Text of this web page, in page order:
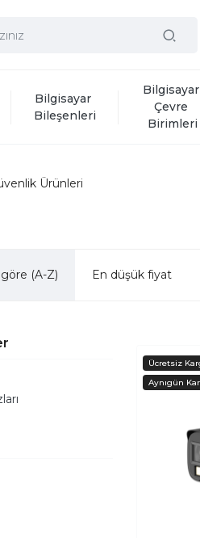
Bilgisayar
Bileşenleri
Bilgisayar
Çevre
Birimleri
Ürünleri
(A-Z) En düşük fiyat